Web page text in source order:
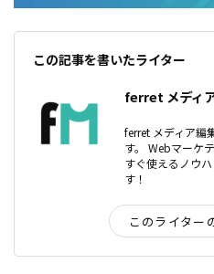
この記事を書いたライター
ferret メディ
ferret メディア編
す。 Webマーケ
すぐ使えるノウ
す！
このライター